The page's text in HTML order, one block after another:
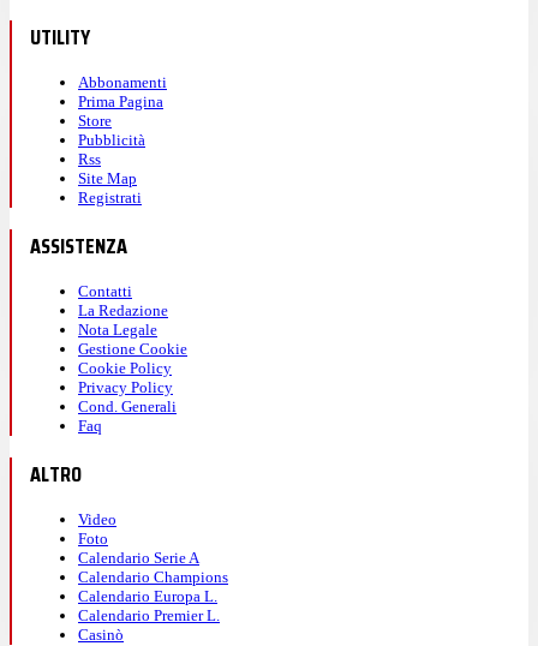
UTILITY
Abbonamenti
Prima Pagina
Store
Pubblicità
Rss
Site Map
Registrati
ASSISTENZA
Contatti
La Redazione
Nota Legale
Gestione Cookie
Cookie Policy
Privacy Policy
Cond. Generali
Faq
ALTRO
Video
Foto
Calendario Serie A
Calendario Champions
Calendario Europa L.
Calendario Premier L.
Casinò